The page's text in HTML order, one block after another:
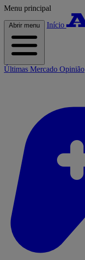
Menu principal
Abrir menu Início
Últimas Mercado Opinião